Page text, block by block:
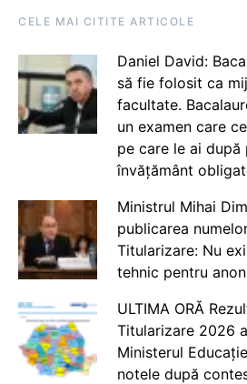
CELE MAI CITITE ARTICOLE
Daniel David:
să fie folosit ca
facultate.
un examen care
pe care le ai după
învățământ
Ministrul Mihai
publicarea
Titularizare: Nu
tehnic pentru
ULTIMA ORĂ
Titularizare 2026
Ministerul
notele după